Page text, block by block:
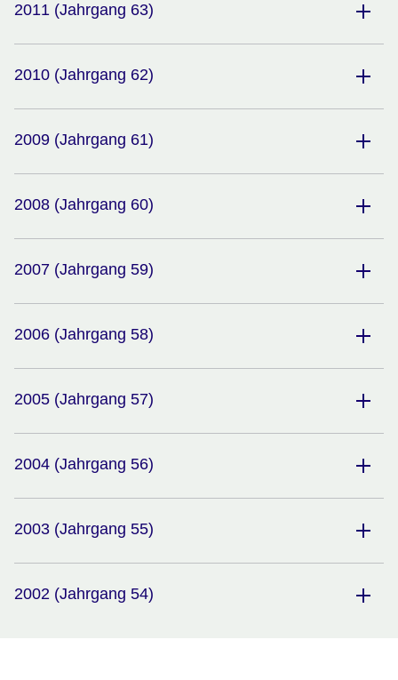
2011 (Jahrgang 63)
2010 (Jahrgang 62)
2009 (Jahrgang 61)
2008 (Jahrgang 60)
2007 (Jahrgang 59)
2006 (Jahrgang 58)
2005 (Jahrgang 57)
2004 (Jahrgang 56)
2003 (Jahrgang 55)
2002 (Jahrgang 54)